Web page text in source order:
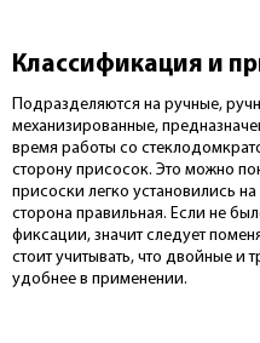
Классификация и
Подразделяются на ручные,
механизированные,
время работы со
сторону присосок. Это можно
присоски легко установились
сторона правильная. Если не
фиксации, значит следует
стоит учитывать, что двойные и
удобнее в применении.